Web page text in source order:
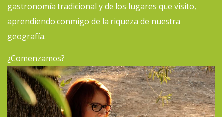
gastronomía tradicional y de los lugares que visito,
aprendiendo conmigo de la riqueza de nuestra
geografía.
¿Comenzamos?